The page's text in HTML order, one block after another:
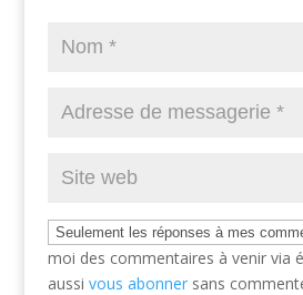
moi des commentaires à venir via
aussi vous abonnersans